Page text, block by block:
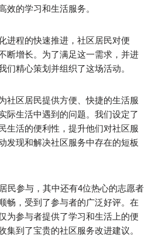
效的学习和生活服务。
进程的快速推进，社区居民对便
断增长。为了满足这一需求，并进
们精心策划并组织了这场活动。
社区居民提供方便、快捷的生活服
际生活中遇到的问题。我们设定了
生活的便利性，提升他们对社区服
发现和解决社区服务中存在的短板
民参与，其中还有4位热心的志愿者
畅，受到了参与者的广泛好评。在
为参与者提供了学习和生活上的便
集到了宝贵的社区服务改进建议。